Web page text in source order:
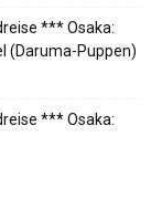
*** Osaka:
(Daruma-Puppen)
*** Osaka: